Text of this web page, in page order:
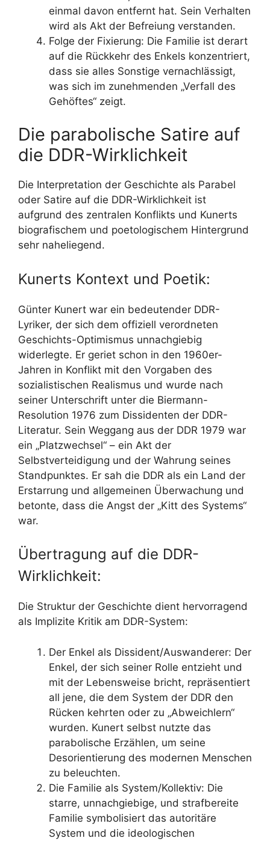
einmal davon entfernt hat. Sein Verhalten
wird als Akt der Befreiung verstanden.
Folge der Fixierung: Die Familie ist derart
auf die Rückkehr des Enkels konzentriert,
dass sie alles Sonstige vernachlässigt,
was sich im zunehmenden „Verfall des
Gehöftes“ zeigt.
Die parabolische Satire auf
die DDR-Wirklichkeit
Die Interpretation der Geschichte als Parabel
oder Satire auf die DDR-Wirklichkeit ist
aufgrund des zentralen Konflikts und Kunerts
biografischem und poetologischem Hintergrund
sehr naheliegend.
Kunerts Kontext und Poetik:
Günter Kunert war ein bedeutender DDR-
Lyriker, der sich dem offiziell verordneten
Geschichts-Optimismus unnachgiebig
widerlegte. Er geriet schon in den 1960er-
Jahren in Konflikt mit den Vorgaben des
sozialistischen Realismus und wurde nach
seiner Unterschrift unter die Biermann-
Resolution 1976 zum Dissidenten der DDR-
Literatur. Sein Weggang aus der DDR 1979 war
ein „Platzwechsel“ – ein Akt der
Selbstverteidigung und der Wahrung seines
Standpunktes. Er sah die DDR als ein Land der
Erstarrung und allgemeinen Überwachung und
betonte, dass die Angst der „Kitt des Systems“
war.
Übertragung auf die DDR-
Wirklichkeit:
Die Struktur der Geschichte dient hervorragend
als Implizite Kritik am DDR-System:
Der Enkel als Dissident/Auswanderer: Der
Enkel, der sich seiner Rolle entzieht und
mit der Lebensweise bricht, repräsentiert
all jene, die dem System der DDR den
Rücken kehrten oder zu „Abweichlern“
wurden. Kunert selbst nutzte das
parabolische Erzählen, um seine
Desorientierung des modernen Menschen
zu beleuchten.
Die Familie als System/Kollektiv: Die
starre, unnachgiebige, und strafbereite
Familie symbolisiert das autoritäre
System und die ideologischen